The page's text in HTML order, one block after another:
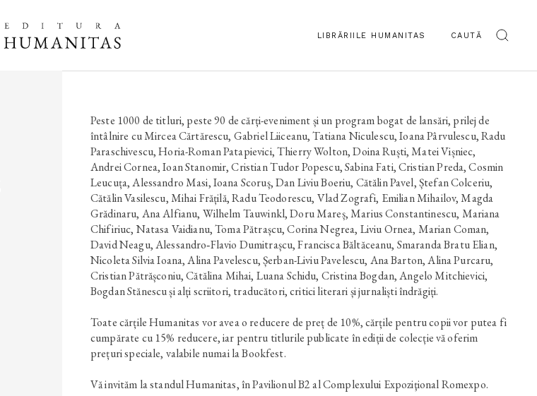
LIBRĂRIILE HUMANITAS CAUTĂ
Peste 1000 de titluri, peste 90 de cărți-eveniment și un program bogat de lansări, prilej de
întâlnire cu Mircea Cărtărescu, Gabriel Liiceanu, Tatiana Niculescu, Ioana Pârvulescu, Radu
Paraschivescu, Horia-Roman Patapievici, Thierry Wolton, Doina Ruști, Matei Vișniec,
Andrei Cornea, Ioan Stanomir, Cristian Tudor Popescu, Sabina Fati, Cristian Preda, Cosmin
Leucuța, Alessandro Masi, Ioana Scoruș, Dan Liviu Boeriu, Cătălin Pavel, Ștefan Colceriu,
Cătălin Vasilescu, Mihai Frățilă, Radu Teodorescu, Vlad Zografi, Emilian Mihailov, Magda
Grădinaru, Ana Alfianu, Wilhelm Tauwinkl, Doru Mareș, Marius Constantinescu, Mariana
Chifiriuc, Natasa Vaidianu, Toma Pătrașcu, Corina Negrea, Liviu Ornea, Marian Coman,
David Neagu, Alessandro‑Flavio Dumitrașcu, Francisca Băltăceanu, Smaranda Bratu Elian,
Nicoleta Silvia Ioana, Alina Pavelescu, Șerban-Liviu Pavelescu, Ana Barton, Alina Purcaru,
Cristian Pătrășconiu, Cătălina Mihai, Luana Schidu, Cristina Bogdan, Angelo Mitchievici,
Bogdan Stănescu și alți scriitori, traducători, critici literari și jurnaliști îndrăgiți.
Toate cărțile Humanitas vor avea o reducere de preț de 10%, cărțile pentru copii vor putea fi
cumpărate cu 15% reducere, iar pentru titlurile publicate în ediții de colecție vă oferim
prețuri speciale, valabile numai la Bookfest.
Vă invităm la standul Humanitas, în Pavilionul B2 al Complexului Expoziţional Romexpo.